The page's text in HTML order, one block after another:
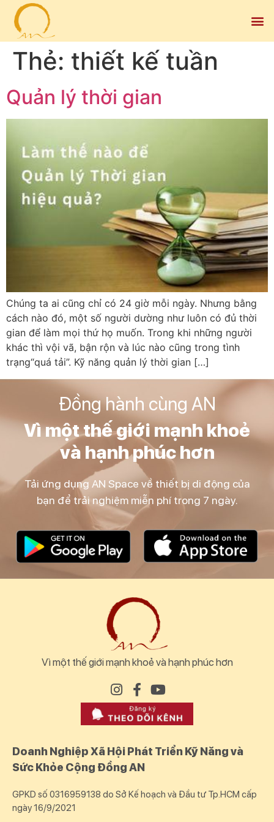
Thẻ: thiết kế tuần
Quản lý thời gian
Chúng ta ai cũng chỉ có 24 giờ mỗi ngày. Nhưng bằng
cách nào đó, một số người dường như luôn có đủ thời
gian để làm mọi thứ họ muốn. Trong khi những người
khác thì vội vã, bận rộn và lúc nào cũng trong tình
trạng“quá tải”. Kỹ năng quản lý thời gian […]
Đồng hành cùng AN
Vì một thế giới mạnh khoẻ
và hạnh phúc hơn
Tải ứng dụng AN Space về thiết bị di động của
bạn để trải nghiệm miễn phí trong 7 ngày.
Vì một thế giới mạnh khoẻ và hạnh phúc hơn
Doanh Nghiệp Xã Hội Phát Triển Kỹ Năng và
Sức Khỏe Cộng Đồng AN
GPKD số 0316959138 do Sở Kế hoạch và Đầu tư Tp.HCM cấp
ngày 16/9/2021